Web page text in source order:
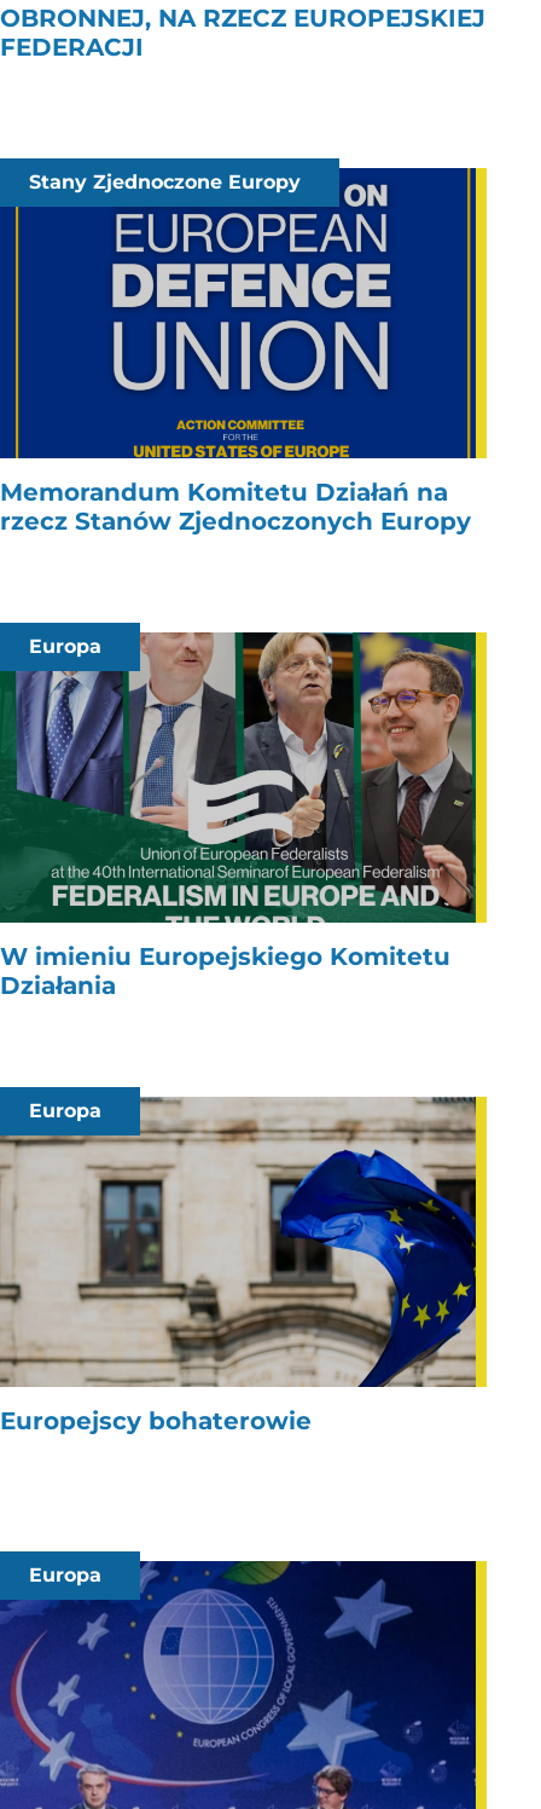
OBRONNEJ, NA RZECZ EUROPEJSKIEJ
FEDERACJI
Stany Zjednoczone Europy
Memorandum Komitetu Działań na
rzecz Stanów Zjednoczonych Europy
Europa
W imieniu Europejskiego Komitetu
Działania
Europa
Europejscy bohaterowie
Europa